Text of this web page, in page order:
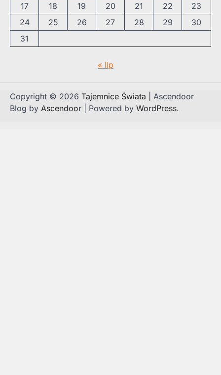
17
18 19 20 21 22
23
24
25 26 27 28 29
30
31
« lip
Copyright © 2026 Tajemnice Świata | Ascendoor
Blog by Ascendoor | Powered by WordPress.